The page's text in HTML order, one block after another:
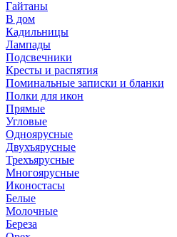
Гайтаны
В дом
Кадильницы
Лампады
Подсвечники
Кресты и распятия
Поминальные записки и бланки
Полки для икон
Прямые
Угловые
Одноярусные
Двухъярусные
Трехъярусные
Многоярусные
Иконостасы
Белые
Молочные
Береза